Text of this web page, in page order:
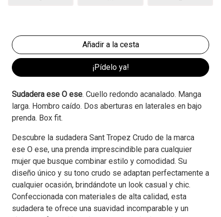
¡Pídelo ya!
Sudadera ese O ese. Cuello redondo acanalado. Manga
larga. Hombro caído. Dos aberturas en laterales en bajo
prenda. Box fit.
Descubre la sudadera Sant Tropez Crudo de la marca
ese O ese, una prenda imprescindible para cualquier
mujer que busque combinar estilo y comodidad. Su
diseño único y su tono crudo se adaptan perfectamente a
cualquier ocasión, brindándote un look casual y chic.
Confeccionada con materiales de alta calidad, esta
sudadera te ofrece una suavidad incomparable y un